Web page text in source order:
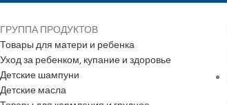
ГРУППА ПРОДУКТОВ
Товары для матери и ребенка
Уход за ребенком, купание и здоровье
Детские шампуни
Детские масла